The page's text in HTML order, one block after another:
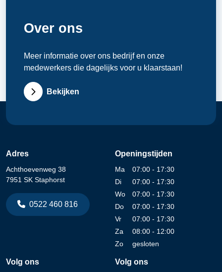
Over ons
Meer informatie over ons bedrijf en onze
medewerkers die dagelijks voor u klaarstaan!
Bekijken
Adres
Achthoevenweg 38
7951 SK Staphorst
0522 460 816
Openingstijden
Ma
07:00 - 17:30
Di
07:00 - 17:30
Wo
07:00 - 17:30
Do
07:00 - 17:30
Vr
07:00 - 17:30
Za
08:00 - 12:00
Zo
gesloten
Volg ons Volg ons